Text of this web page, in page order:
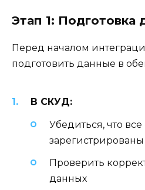
Этап 1: Подготовка
Перед началом
подготовить данные в
В СКУД:
Убедиться, что
Проверить
данных